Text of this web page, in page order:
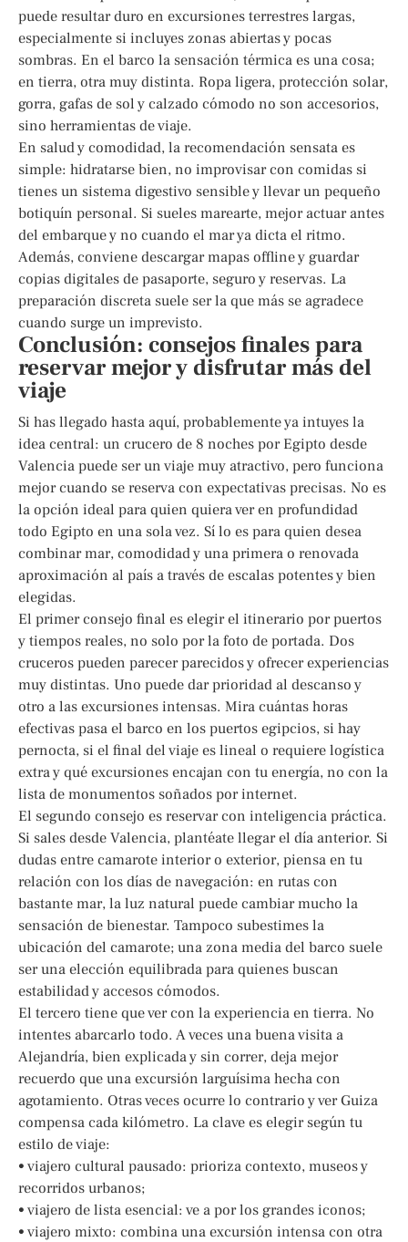
puede resultar duro en excursiones terrestres largas,
especialmente si incluyes zonas abiertas y pocas
sombras. En el barco la sensación térmica es una cosa;
en tierra, otra muy distinta. Ropa ligera, protección solar,
gorra, gafas de sol y calzado cómodo no son accesorios,
sino herramientas de viaje.
En salud y comodidad, la recomendación sensata es
simple: hidratarse bien, no improvisar con comidas si
tienes un sistema digestivo sensible y llevar un pequeño
botiquín personal. Si sueles marearte, mejor actuar antes
del embarque y no cuando el mar ya dicta el ritmo.
Además, conviene descargar mapas offline y guardar
copias digitales de pasaporte, seguro y reservas. La
preparación discreta suele ser la que más se agradece
cuando surge un imprevisto.
Conclusión: consejos finales para
reservar mejor y disfrutar más del
viaje
Si has llegado hasta aquí, probablemente ya intuyes la
idea central: un crucero de 8 noches por Egipto desde
Valencia puede ser un viaje muy atractivo, pero funciona
mejor cuando se reserva con expectativas precisas. No es
la opción ideal para quien quiera ver en profundidad
todo Egipto en una sola vez. Sí lo es para quien desea
combinar mar, comodidad y una primera o renovada
aproximación al país a través de escalas potentes y bien
elegidas.
El primer consejo final es elegir el itinerario por puertos
y tiempos reales, no solo por la foto de portada. Dos
cruceros pueden parecer parecidos y ofrecer experiencias
muy distintas. Uno puede dar prioridad al descanso y
otro a las excursiones intensas. Mira cuántas horas
efectivas pasa el barco en los puertos egipcios, si hay
pernocta, si el final del viaje es lineal o requiere logística
extra y qué excursiones encajan con tu energía, no con la
lista de monumentos soñados por internet.
El segundo consejo es reservar con inteligencia práctica.
Si sales desde Valencia, plantéate llegar el día anterior. Si
dudas entre camarote interior o exterior, piensa en tu
relación con los días de navegación: en rutas con
bastante mar, la luz natural puede cambiar mucho la
sensación de bienestar. Tampoco subestimes la
ubicación del camarote; una zona media del barco suele
ser una elección equilibrada para quienes buscan
estabilidad y accesos cómodos.
El tercero tiene que ver con la experiencia en tierra. No
intentes abarcarlo todo. A veces una buena visita a
Alejandría, bien explicada y sin correr, deja mejor
recuerdo que una excursión larguísima hecha con
agotamiento. Otras veces ocurre lo contrario y ver Guiza
compensa cada kilómetro. La clave es elegir según tu
estilo de viaje:
• viajero cultural pausado: prioriza contexto, museos y
recorridos urbanos;
• viajero de lista esencial: ve a por los grandes iconos;
• viajero mixto: combina una excursión intensa con otra